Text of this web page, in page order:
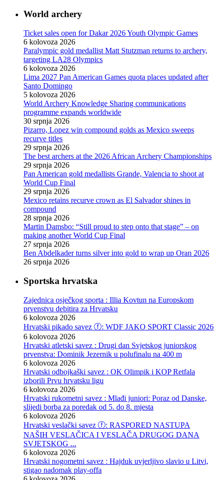
World archery
Ticket sales open for Dakar 2026 Youth Olympic Games
6 kolovoza 2026
Paralympic gold medallist Matt Stutzman returns to archery,
targeting LA28 Olympics
6 kolovoza 2026
Lima 2027 Pan American Games quota places updated after
Santo Domingo
5 kolovoza 2026
World Archery Knowledge Sharing communications
programme expands worldwide
30 srpnja 2026
Pizarro, Lopez win compound golds as Mexico sweeps
recurve titles
29 srpnja 2026
The best archers at the 2026 African Archery Championships
29 srpnja 2026
Pan American gold medallists Grande, Valencia to shoot at
World Cup Final
29 srpnja 2026
Mexico retains recurve crown as El Salvador shines in
compound
28 srpnja 2026
Martin Damsbo: “Still proud to step onto that stage” – on
making another World Cup Final
27 srpnja 2026
Ben Abdelkader turns silver into gold to wrap up Oran 2026
26 srpnja 2026
Sportska hrvatska
Zajednica osječkog sporta : Illia Kovtun na Europskom
prvenstvu debitira za Hrvatsku
6 kolovoza 2026
Hrvatski pikado savez ⓕ: WDF JAKO SPORT Classic 2026
6 kolovoza 2026
Hrvatski atletski savez : Drugi dan Svjetskog juniorskog
prvenstva: Dominik Jezernik u polufinalu na 400 m
6 kolovoza 2026
Hrvatski odbojkaški savez : OK Olimpik i KOP Retfala
izborili Prvu hrvatsku ligu
6 kolovoza 2026
Hrvatski rukometni savez : Mlađi juniori: Poraz od Danske,
slijedi borba za poredak od 5. do 8. mjesta
6 kolovoza 2026
Hrvatski veslački savez ⓕ: RASPORED NASTUPA
NAŠIH VESLAČICA I VESLAČA DRUGOG DANA
SVJETSKOG ...
6 kolovoza 2026
Hrvatski nogometni savez : Hajduk uvjerljivo slavio u Litvi,
stigao nadomak play-offa